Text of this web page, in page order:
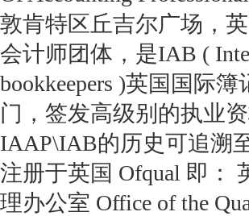
敦肯特区丘吉尔广场，
会计师团体，是IAB (
bookkeepers )英国国际
门，签发高级别的执业
IAAP\IAB的历史可追溯
注册于英国 Ofqual 即：
理办公室 Office of the